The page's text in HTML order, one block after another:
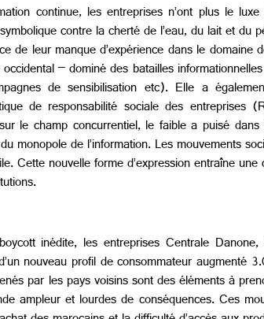
continue, les entreprises n’ont plus le
contre la cherté de l’eau, du lait et
de leur manque d’expérience dans le
– dominé des batailles
de sensibilisation etc). Elle a
de responsabilité sociale des
le champ concurrentiel, le faible a puisé
monopole de l’information. Les mouvements
Cette nouvelle forme d’expression entraîne
inédite, les entreprises Centrale
nouveau profil de consommateur
par les pays voisins sont des éléments à
ampleur et lourdes de conséquences. Ces